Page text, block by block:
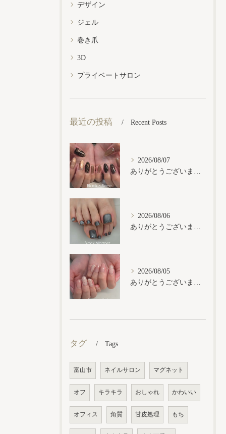
デザイン
ジェル
巻き爪
3D
プライベートサロン
最近の投稿 Recent Posts
2026/08/07
ありがとうございます𓂃𓈒𓏸︎︎︎︎
2026/08/06
ありがとうございます𓂃𓈒𓏸︎︎︎︎
2026/08/05
ありがとうございます𓂃𓈒𓏸︎︎︎︎
タグ Tags
富山市 ネイルサロン マグネット
オフ キラキラ おしゃれ かわいい
オフィス 角質 甘皮処理 もち